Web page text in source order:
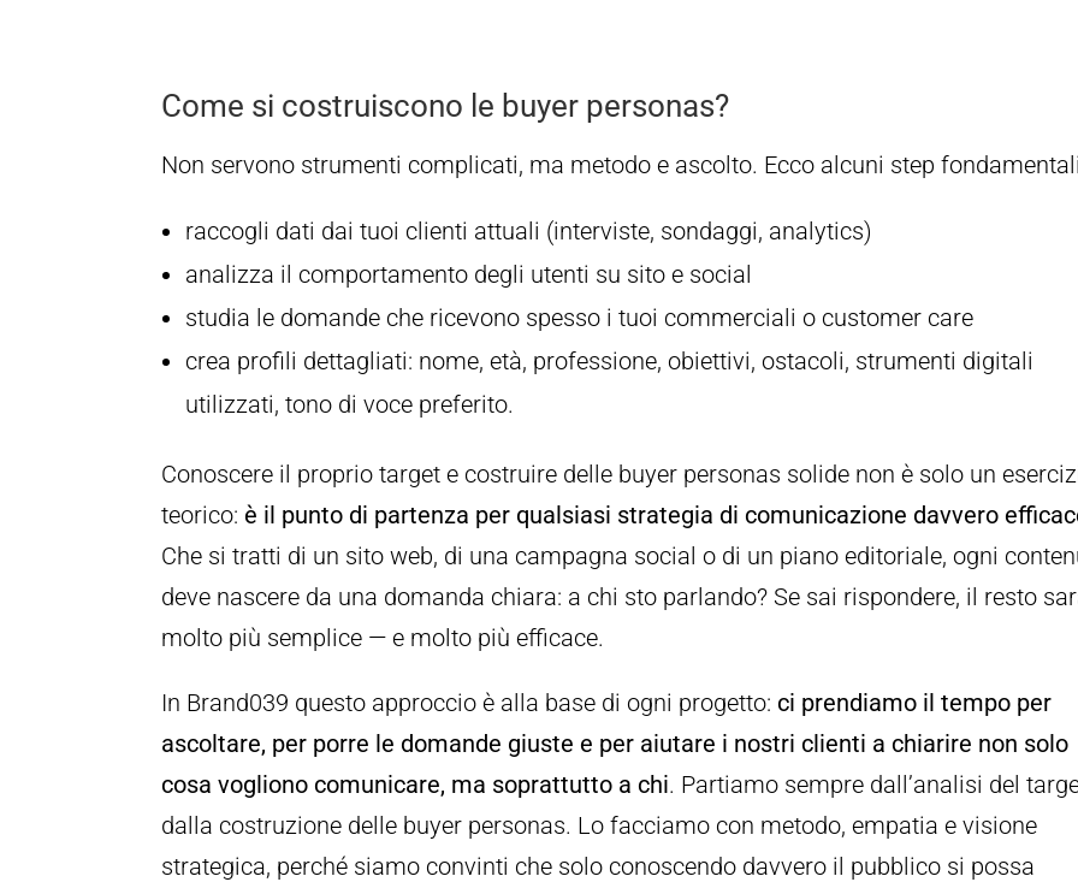
Come si costruiscono le buyer personas?
Non servono strumenti complicati, ma metodo e ascolto. Ecco alcuni step
raccogli dati dai tuoi clienti attuali (interviste, sondaggi, analytics)
analizza il comportamento degli utenti su sito e social
studia le domande che ricevono spesso i tuoi commerciali o customer care
crea profili dettagliati: nome, età, professione, obiettivi, ostacoli, strumenti digitali
utilizzati, tono di voce preferito.
Conoscere il proprio target e costruire delle buyer personas solide non è solo un
teorico: è il punto di partenza per qualsiasi strategia di comunicazione davvero
Che si tratti di un sito web, di una campagna social o di un piano editoriale, ogni
deve nascere da una domanda chiara: a chi sto parlando? Se sai rispondere, il resto
molto più semplice — e molto più efficace.
In Brand039 questo approccio è alla base di ogni progetto: ci prendiamo il tempo per
ascoltare, per porre le domande giuste e per aiutare i nostri clienti a chiarire non solo
cosa vogliono comunicare, ma soprattutto a chi. Partiamo sempre dall’analisi del
dalla costruzione delle buyer personas. Lo facciamo con metodo, empatia e visione
strategica, perché siamo convinti che solo conoscendo davvero il pubblico si possa